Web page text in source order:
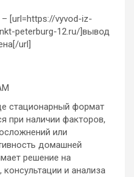
[url=https://vyvod-iz-
peterburg-12.ru/]вывод
url]
стационарный формат
при наличии факторов,
или
домашней
решение на
и анализа